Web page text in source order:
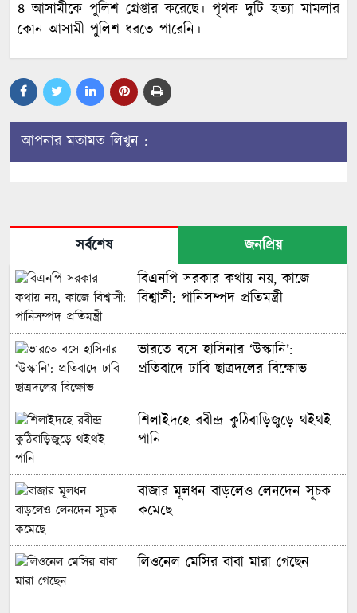
৪ আসামীকে পুলিশ গ্রেপ্তার করেছে। পৃথক দুটি হত্যা মামলার
কোন আসামী পুলিশ ধরতে পারেনি।
আপনার মতামত লিখুন :
সর্বশেষ
জনপ্রিয়
বিএনপি সরকার কথায় নয়, কাজে
বিশ্বাসী: পানিসম্পদ প্রতিমন্ত্রী
ভারতে বসে হাসিনার ‘উস্কানি’:
প্রতিবাদে ঢাবি ছাত্রদলের বিক্ষোভ
শিলাইদহে রবীন্দ্র কুঠিবাড়িজুড়ে থইথই
পানি
বাজার মূলধন বাড়লেও লেনদেন সূচক
কমেছে
লিওনেল মেসির বাবা মারা গেছেন